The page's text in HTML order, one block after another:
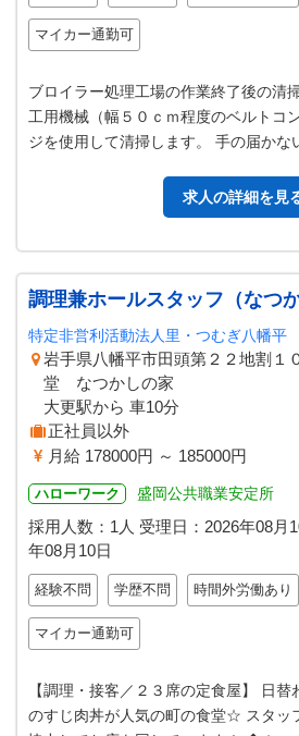
マイカー通勤可
ブロイラー処理工場の作業終了後の清
工用機械（幅５０ｃｍ程度のベルトコ
ジを使用して清掃します。 手の届かな
求人の詳細を見
調理兼ホールスタッフ（なつか
特定非営利活動法人里・つむぎ八幡平
岩手県八幡平市田頭第２２地割
堂 なつかしの家
大更駅から 車10分
正社員以外
月給 178000円 ～ 185000円
ハローワーク 盛岡公共職業安定所
採用人数：1人 受理日： 2026年08月
年08月10日
経験不問 学歴不問 時間外労働あり
マイカー通勤可
【調理・接客／２３席の定食屋】 日
のすじ肉丼が人気の町の食堂☆ スタッ